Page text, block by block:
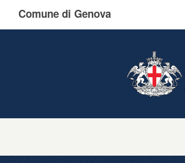
Comune di Genova